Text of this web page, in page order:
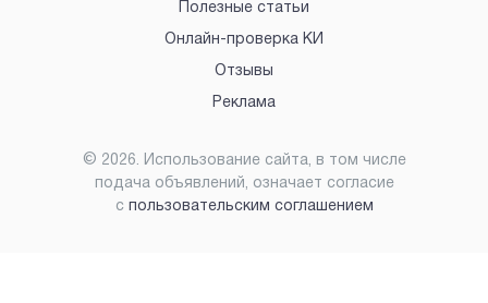
Полезные статьи
Онлайн-проверка КИ
Отзывы
Реклама
© 2026. Использование сайта, в том числе
подача объявлений, означает согласие
с пользовательским соглашением